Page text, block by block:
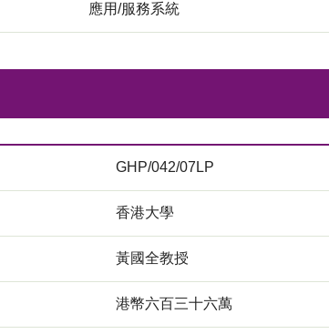
應用/服務系統
GHP/042/07LP
香港大學
黃國全教授
港幣六百三十六萬